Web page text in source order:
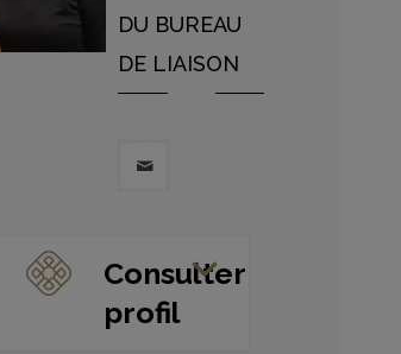
DU BUREAU
DE LIAISON
Consulter
profil